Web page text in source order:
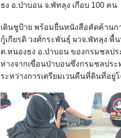
ธง อ.ป่าบอน จ.พัทลุง เกือบ 100 คน
เดินชูป้าย พร้อมยื่นหนังสือคัดค้านก
กู้เกียรติ วงศ์กระพันธุ์ ผวจ.พัทลุง พื้
ต.หนองธง อ.ป่าบอน ของกรมชลป
ห่างจากเขื่อนป่าบอนซึ่งกรมชลประ
ระหว่างการเตรียมเวนคืนที่ดินที่อยู่